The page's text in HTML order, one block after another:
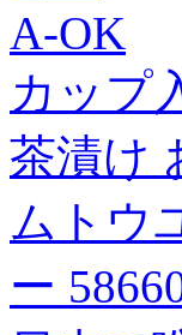
A-OK
カップ
茶漬け
ムトウ
ー